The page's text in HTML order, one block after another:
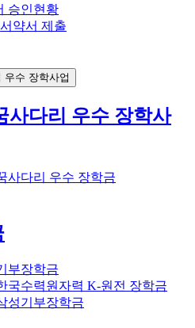
승인현황
약서 제출
우수 장학사업
사다리 우수 장학사
사다리 우수 장학금
부장학금
국수력원자력 K-원전 장학금
성기부장학금